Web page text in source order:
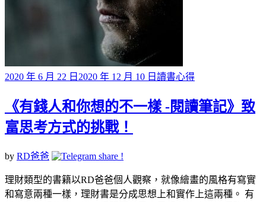
Posted
on
2020 年 6 月 22 日 2020 年 12 月 10 日 讀書心得
《有錢人和你想的不一樣 -閱讀筆記》致
富思考方式的挑戰！
by RD爸爸
理財類型的書籍以RD爸爸個人觀察，就像繪畫的風格有寫實
和寫意兩種一樣，理財書是分成思想上和實作上這兩種。 有